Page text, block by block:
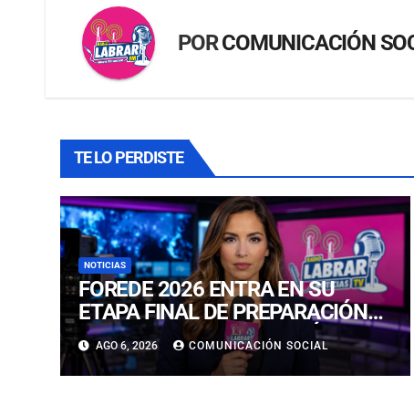
PORCOMUNICACIÓN
TE LO PERDISTE
NOTICIAS
FOREDE 2026 ENTRA EN SU
ETAPA FINAL DE PREPARACIÓN
CON NUEVAS TECNOLOGÍAS DE
ACCESO Y OPORTUNIDADES
PARA ATACAMA
AGO 6, 2026 COMUNICACIÓN SOCIAL